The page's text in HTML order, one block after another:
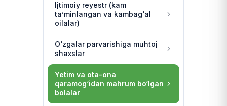
Ijtimoiy reyestr (kam
ta’minlangan va kambag‘al
oilalar)
O‘zgalar parvarishiga muhtoj
shaxslar
Yetim va ota-ona
qaramog‘idan mahrum bo‘lgan
bolalar